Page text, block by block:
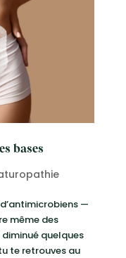
bases
—
même des
quelques
te retrouves au